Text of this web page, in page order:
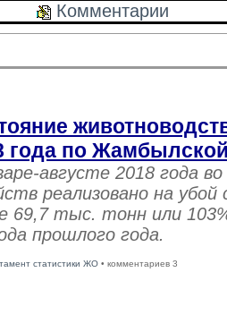
Комментарии
года по
августе 2018 года
реализовано на
69,7 тыс. тонн или
прошлого года.
статистики ЖО • комментариев 3